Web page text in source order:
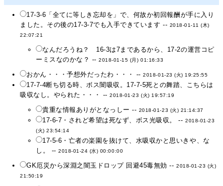
17-3-6「全てに等しき忘却を」で、何故か初回報酬が手に入り
ました。その後の17-3-7でも入手できています -- 2018-01-11 (木)
22:07:21
なんだろうね？ 16-3は7まであるから、17-2の運営コピ
ーミスなのかな？ --2018-01-15 (月) 01:16:33
おかん・・・予想外だったわ・・・ --2018-01-23 (火) 19:25:55
17-7-4断ち切る時、ボス闇吸収。17-7-5死との舞踏、こちらは
吸収なし。やられた・・・ --2018-01-23 (火) 19:57:19
貴重な情報ありがとなっしー -- 2018-01-23 (火) 21:14:37
17-6-7・されど希望は死なず、ボス光吸収。 --2018-01-23
(火) 23:54:14
17-5-6・亡者の楽園を抜けて、水吸収かと思いきや、な
し。 --2018-01-24 (水) 00:00:00
GK厄災から深淵之闇玉ドロップ 回避45毒無効 --2018-01-23 (火)
21:50:19